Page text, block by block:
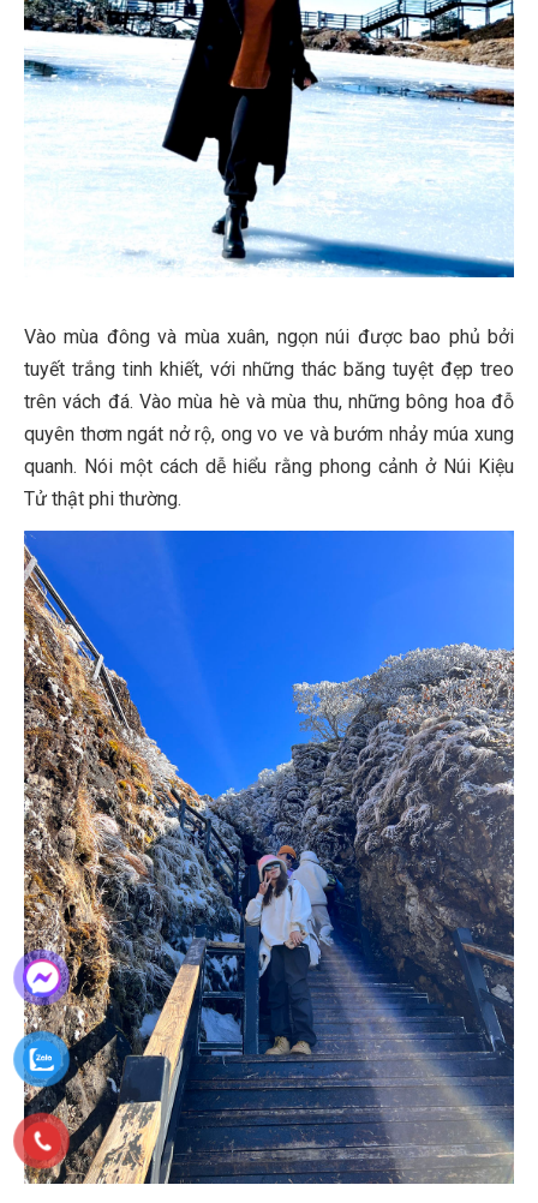
Vào mùa đông và mùa xuân, ngọn núi được bao phủ bởi
tuyết trắng tinh khiết, với những thác băng tuyệt đẹp treo
trên vách đá. Vào mùa hè và mùa thu, những bông hoa đỗ
quyên thơm ngát nở rộ, ong vo ve và bướm nhảy múa xung
quanh. Nói một cách dễ hiểu rằng phong cảnh ở Núi Kiệu
Tử thật phi thường.